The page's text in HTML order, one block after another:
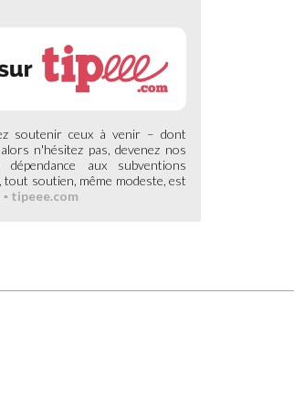
soutenir ceux à venir – dont
n'hésitez pas, devenez nos
aux subventions
soutien, même modeste, est
▪ tipeee.com